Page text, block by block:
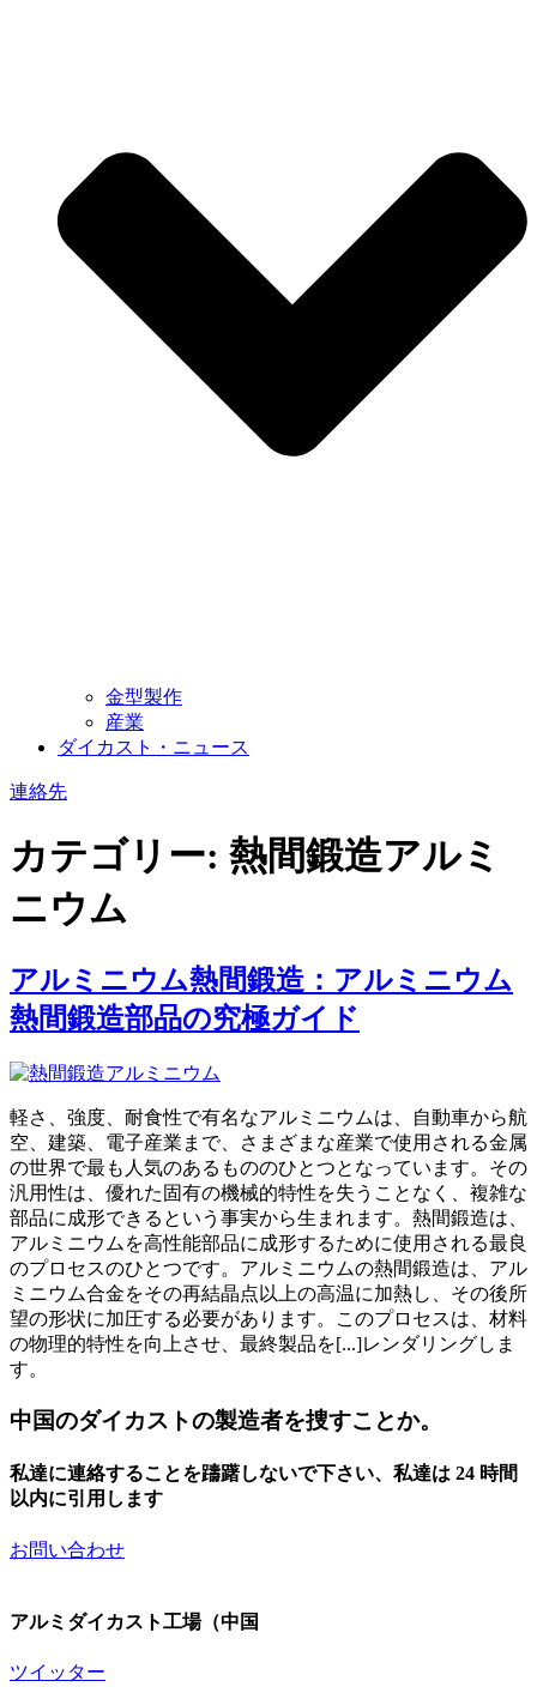
金型製作
産業
ダイカスト・ニュース
連絡先
カテゴリー: 熱間鍛造アルミ
ニウム
アルミニウム熱間鍛造：アルミニウム
熱間鍛造部品の究極ガイド
軽さ、強度、耐食性で有名なアルミニウムは、自動車から航
空、建築、電子産業まで、さまざまな産業で使用される金属
の世界で最も人気のあるもののひとつとなっています。その
汎用性は、優れた固有の機械的特性を失うことなく、複雑な
部品に成形できるという事実から生まれます。熱間鍛造は、
アルミニウムを高性能部品に成形するために使用される最良
のプロセスのひとつです。アルミニウムの熱間鍛造は、アル
ミニウム合金をその再結晶点以上の高温に加熱し、その後所
望の形状に加圧する必要があります。このプロセスは、材料
の物理的特性を向上させ、最終製品を[...]レンダリングしま
す。
中国のダイカストの製造者を捜すことか。
私達に連絡することを躊躇しないで下さい、私達は 24 時間
以内に引用します
お問い合わせ
アルミダイカスト工場（中国
ツイッター